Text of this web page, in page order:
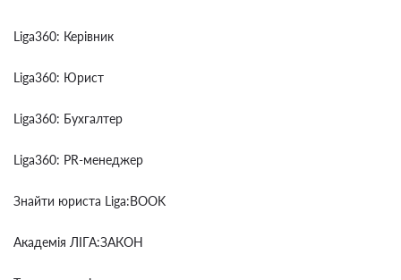
Liga360: Керівник
Liga360: Юрист
Liga360: Бухгалтер
Liga360: PR-менеджер
Знайти юриста Liga:BOOK
Академія ЛІГА:ЗАКОН